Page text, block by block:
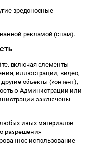
вредоносные
рекламой (спам).
включая элементы
иллюстрации, видео,
объекты (контент),
Администрации или
заключены
любых иных материалов
разрешения
использование